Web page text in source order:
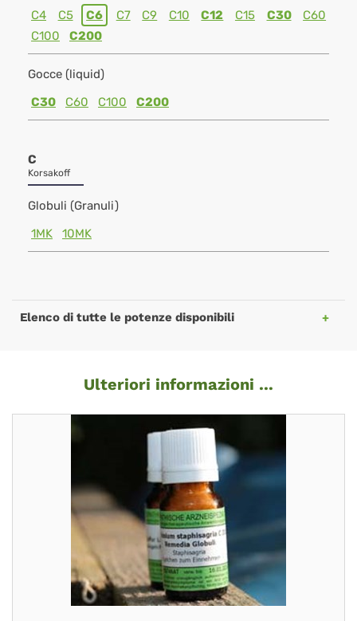
C4 C5 C6 C7 C9 C10 C12 C15 C30
C60
C100
C200
Gocce (liquid)
C30
C60 C100 C200
C
Korsakoff
Globuli (Granuli)
1MK
10MK
Elenco di tutte le potenze disponibili
Ulteriori informazioni ...